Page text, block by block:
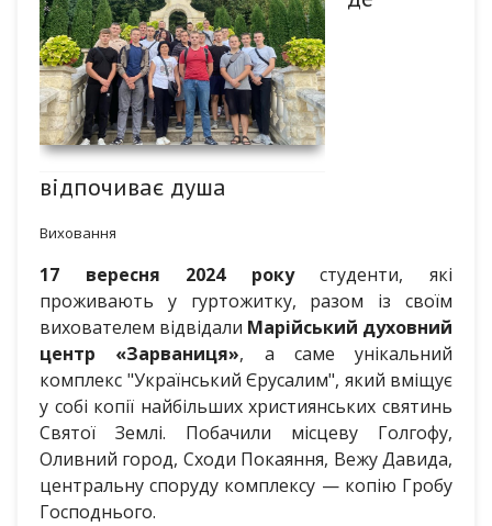
відпочиває душа
Виховання
17 вересня 2024 рокустуденти, які
проживають у гуртожитку, разом із своїм
вихователем відвідали Марійський духовний
центр «Зарваниця», а саме унікальний
комплекс "Український Єрусалим", який вміщує
у собі копії найбільших християнських святинь
Святої Землі. Побачили місцеву Голгофу,
Оливний город, Сходи Покаяння, Вежу Давида,
центральну споруду комплексу — копію Гробу
Господнього.